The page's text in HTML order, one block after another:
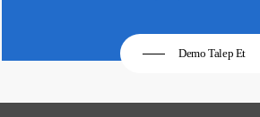
Demo Talep Et